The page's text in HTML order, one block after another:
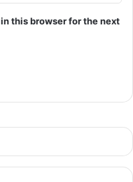
this browser for the next